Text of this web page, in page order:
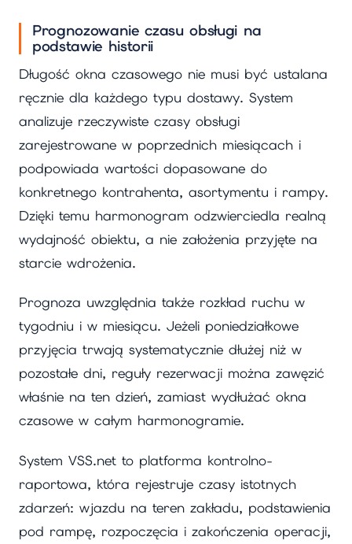
Prognozowanie czasu obsługi na
podstawie historii
Długość okna czasowego nie musi być ustalana
ręcznie dla każdego typu dostawy. System
analizuje rzeczywiste czasy obsługi
zarejestrowane w poprzednich miesiącach i
podpowiada wartości dopasowane do
konkretnego kontrahenta, asortymentu i rampy.
Dzięki temu harmonogram odzwierciedla realną
wydajność obiektu, a nie założenia przyjęte na
starcie wdrożenia.
Prognoza uwzględnia także rozkład ruchu w
tygodniu i w miesiącu. Jeżeli poniedziałkowe
przyjęcia trwają systematycznie dłużej niż w
pozostałe dni, reguły rezerwacji można zawęzić
właśnie na ten dzień, zamiast wydłużać okna
czasowe w całym harmonogramie.
System VSS.net to platforma kontrolno-
raportowa, która rejestruje czasy istotnych
zdarzeń: wjazdu na teren zakładu, podstawienia
pod rampę, rozpoczęcia i zakończenia operacji,